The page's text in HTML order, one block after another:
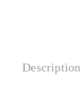
Description